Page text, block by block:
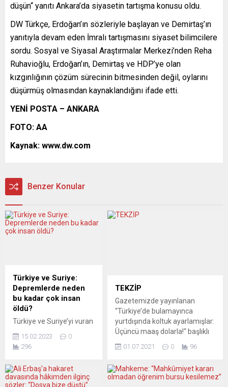
düşün“ yanıtı Ankara’da siyasetin tartışma konusu oldu.
DW Türkçe, Erdoğan’ın sözleriyle başlayan ve Demirtaş’ın
yanıtıyla devam eden İmralı tartışmasını siyaset bilimcilere
sordu. Sosyal ve Siyasal Araştırmalar Merkezi’nden Reha
Ruhavioğlu, Erdoğan’ın, Demirtaş ve HDP’ye olan
kızgınlığının çözüm sürecinin bitmesinden değil, oylarını
düşürmüş olmasından kaynaklandığını ifade etti.
YENİ POSTA – ANKARA
FOTO: AA
Kaynak: www.dw.com
Benzer Konular
Türkiye ve Suriye:
Depremlerde neden
bu kadar çok insan
öldü?
Türkiye ve Suriye’yi vuran
ardından, kurtarma
çalışmaları devam ediyor.
bulmak artık neredeyse
imkânsız hale gelmiş
15.02.2023
0
296
TEKZİP
Gazetemizde yayınlanan
“Türkiye’de bulamayınca
yurtdışında koltuk ayarlamışlar:
Üçüncü maaş dolarla!“ başlıklı
asılsız olduğunu bildiren tekzip
Mumcu hakkında
https://yeniposta.de/ URL
01.07.2021 0 96